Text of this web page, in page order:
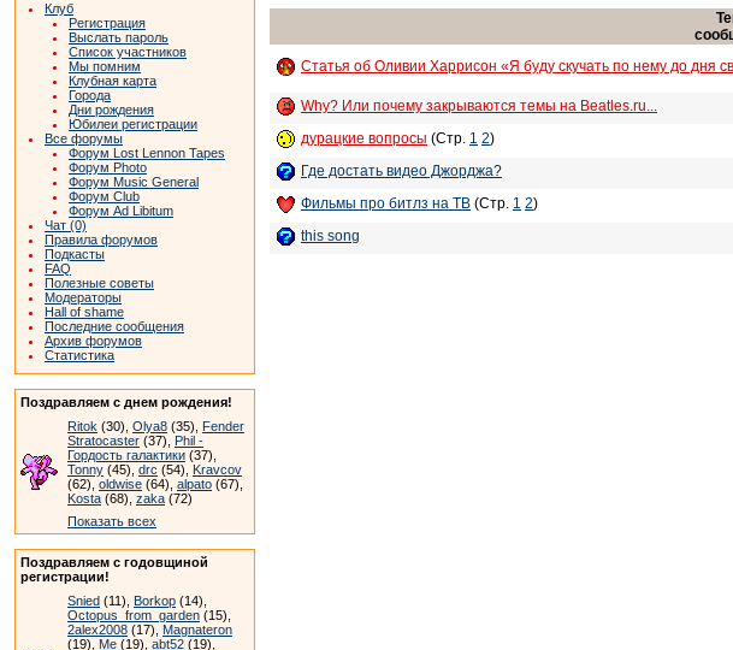
Клуб
Регистрация
Выслать пароль
Список участников
Мы помним
Клубная карта
Города
Дни рождения
Юбилеи регистрации
Все форумы
Форум Lost Lennon Tapes
Форум Photo
Форум Music General
Форум Club
Форум Ad Libitum
Чат (0)
Правила форумов
Подкасты
FAQ
Полезные советы
Модераторы
Hall of shame
Последние сообщения
Архив форумов
Статистика
Поздравляем с днем рождения!
Ritok (30), Olya8 (35), Fender
Stratocaster (37), Phil -
Гордость галактики (37),
Tonny (45), drc (54), Kravcov
(62), oldwise (64), alpato (67),
Kosta (68), zaka (72)
Показать всех
Поздравляем с годовщиной
регистрации!
Snied (11), Borkop (14),
Octopus_from_garden (15),
2alex2008 (17), Magnateron
(19), Me (19), abt52 (19),
Статья об Оливии Харрисон «Я буду скучать по нему до дня
Why? Или почему закрываются темы на Beatles.ru...
дурацкие вопросы (Стр. 1 2)
Где достать видео Джорджа?
Фильмы про битлз на ТВ (Стр. 1 2)
this song